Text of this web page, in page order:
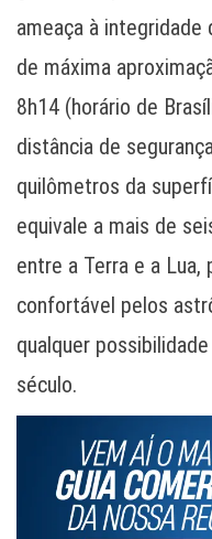
ameaça à
de máxima
8h14 (horário de
distância de
quilômetros da
equivale a mais de
entre a Terra e a Lua,
confortável pelos
qualquer
século.